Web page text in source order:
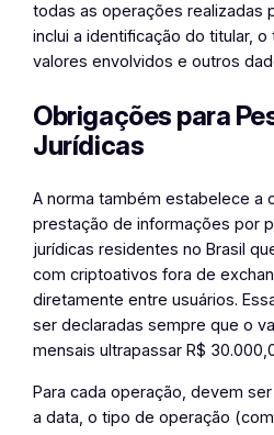
todas as operações realizadas
inclui a identificação do titular,
valores envolvidos e outros
Obrigações para
Jurídicas
A norma também estabelece a
prestação de informações por
jurídicas residentes no Brasil
com criptoativos fora de
diretamente entre usuários.
ser declaradas sempre que o
mensais ultrapassar R$
Para cada operação, devem
a data, o tipo de operação